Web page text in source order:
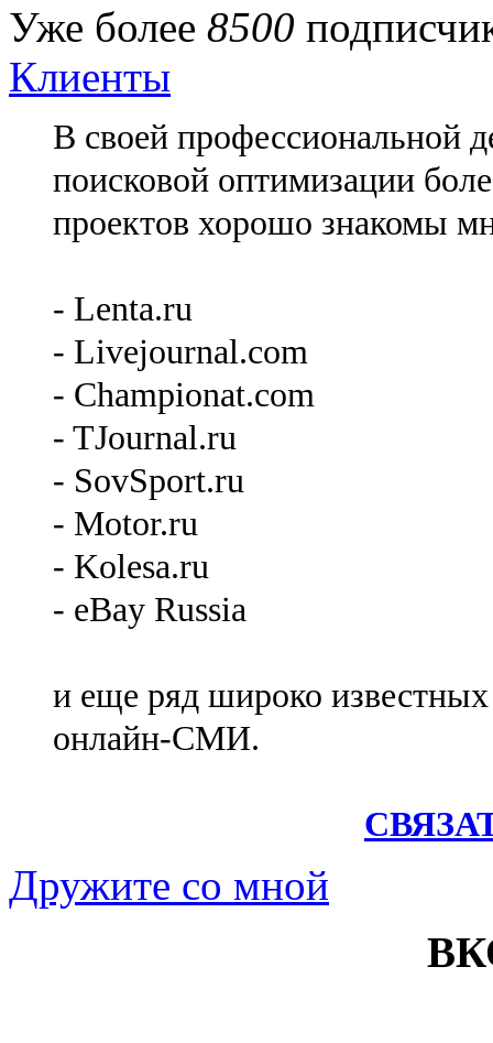
Уже более 8500
Клиенты
В своей профессиональной
поисковой оптимизации
проектов хорошо знакомы
- Lenta.ru
- Livejournal.com
- Championat.com
- TJournal.ru
- SovSport.ru
- Motor.ru
- Kolesa.ru
- eBay Russia
и еще ряд широко
онлайн-СМИ.
Дружите со мной